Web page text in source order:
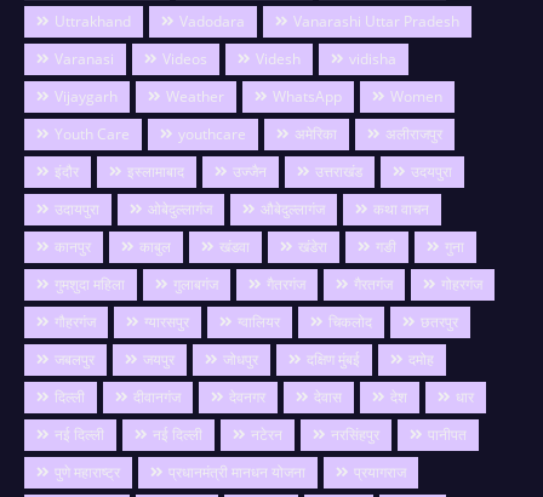
Uttrakhand
Vadodara
Vanarashi Uttar Pradesh
Varanasi
Videos Videsh
vidisha
Vijaygarh
Weather WhatsApp
Women
Youth Care
youthcare अमेरिका
अलीराजपुर
इंदौर
इस्लामाबाद उज्जैन उत्तराखंड
उदयपुरा
उदायपुरा
ओबेदुल्लागंज औबेदुल्लागंज
कथा वाचन
कानपुर
काबुल खंडवा खंडेरा गङी
गुना
गुमशुदा महिला
गुलाबगंज गैतरगंज गैरतगंज
गोहरगंज
गौहरगंज
ग्यारसपुर ग्वालियर चिकलोद
छतरपुर
जबलपुर
जयपुर जोधपुर दक्षिण मुंबई
दमोह
दिल्ली
दीवानगंज देवनगर देवास देश
धार
नई दिल्ली
नई दिल्ली नटेरन नरसिंहपुर
पानीपत
पुणे महाराष्ट्र
प्रधानमंत्री मानधन योजना
प्रयागराज